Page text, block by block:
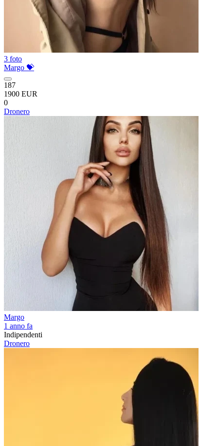
3 foto
Margo 💝
187
1900 EUR
0
Dronero
Margo
1 anno fa
Indipendenti
Dronero